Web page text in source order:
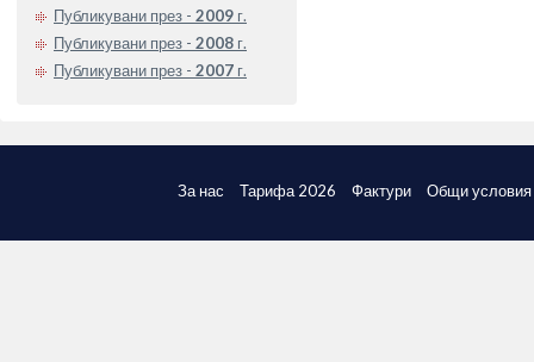
Публикувани през - 2009 г.
Публикувани през - 2008 г.
Публикувани през - 2007 г.
За нас Тарифа 2026 Фактури Общи условия